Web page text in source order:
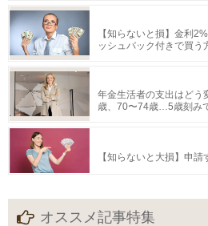
【知らないと損】金利
ッシュバック付きで買う
年金生活者の支出はどう
歳、70〜74歳…5歳刻み
【知らないと大損】申
オススメ記事特集